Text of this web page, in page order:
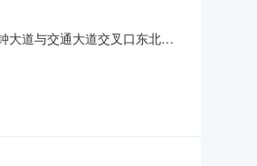
大道与交通大道交叉口东北方
）采购需求：详见